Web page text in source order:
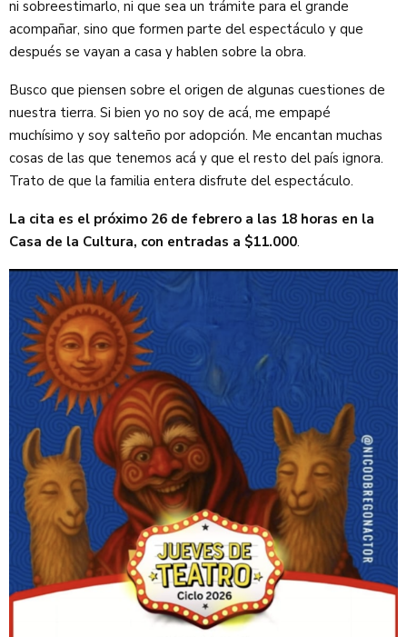
ni sobreestimarlo, ni que sea un trámite para el grande
acompañar, sino que formen parte del espectáculo y que
después se vayan a casa y hablen sobre la obra.
Busco que piensen sobre el origen de algunas cuestiones de
nuestra tierra. Si bien yo no soy de acá, me empapé
muchísimo y soy salteño por adopción. Me encantan muchas
cosas de las que tenemos acá y que el resto del país ignora.
Trato de que la familia entera disfrute del espectáculo.
La cita es el próximo 26 de febrero a las 18 horas en la
Casa de la Cultura, con entradas a $11.000.